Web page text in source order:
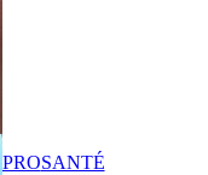
PROSANTÉ